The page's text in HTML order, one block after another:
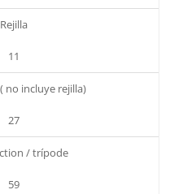
Rejilla
11
no incluye rejilla)
27
/ trípode
59